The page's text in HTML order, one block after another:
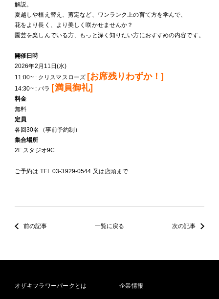
解説。
夏越しや植え替え、剪定など、ワンランク上の育て方を学んで、
花をより長く、より美しく咲かせませんか？
園芸を楽しんでいる方、もっと深く知りたい方におすすめの内容です。
開催日時
2026年2月11日(水)
11:00~ : クリスマスローズ [お席残りわずか！]
14:30~ : バラ [満員御礼]
料金
無料
定員
各回30名（事前予約制）
集合場所
2F スタジオ9C
ご予約は TEL 03-3929-0544 又は店頭まで
前の記事 一覧に戻る 次の記事
オザキフラワーパークとは 企業情報